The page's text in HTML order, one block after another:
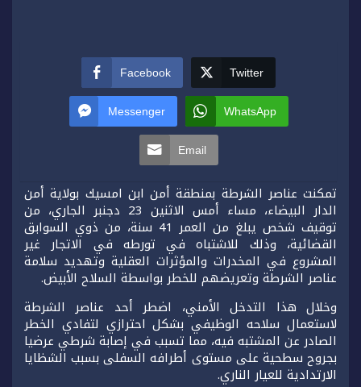
Facebook Twitter
Messenger WhatsApp
Email
تمكنت عناصر الشرطة بمنطقة أمن ابن امسيك بولاية أمن
الدار البيضاء، مساء أمس الاثنين 23 دجنبر الجاري، من
توقيف شخص يبلغ من العمر 41 سنة، من ذوي السوابق
القضائية، وذلك للاشتباه في تورطه في الاتجار غير
المشروع في المخدرات والمؤثرات العقلية وتهديد سلامة
عناصر الشرطة وتعريضهم للخطر بواسطة السلاح الأبيض.
وخلال هذا التدخل الأمني، اضطر أحد عناصر الشرطة
لاستعمال سلاحه الوظيفي بشكل احترازي لتفادي الخطر
الصادر عن المشتبه فيه، مما تسبب في إصابة شرطي عرضيا
بجروح سطحية على مستوى أطرافه السفلى بسبب الشظايا
الارتدادية للعيار الناري.